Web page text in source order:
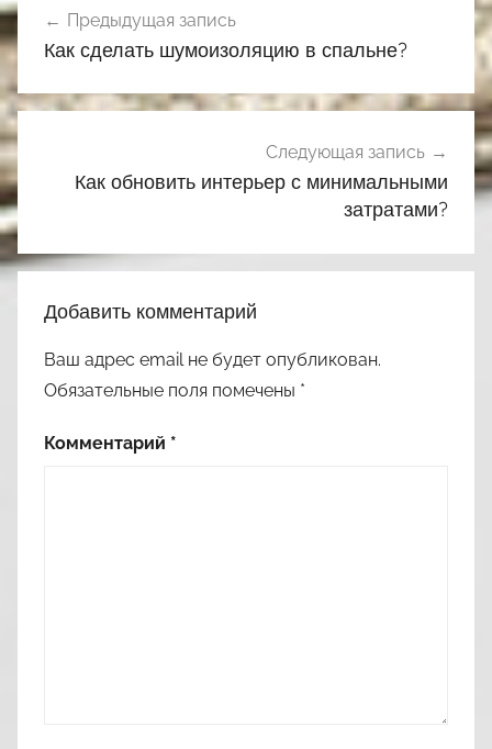
по
записям
Предыдущая запись
Как сделать шумоизоляцию в спальне?
Следующая запись
Как обновить интерьер с минимальными
затратами?
Добавить комментарий
Ваш адрес email не будет опубликован.
Обязательные поля помечены *
Комментарий *